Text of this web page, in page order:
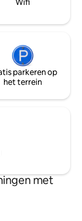
Wifi
parkeren op
het terrein
met